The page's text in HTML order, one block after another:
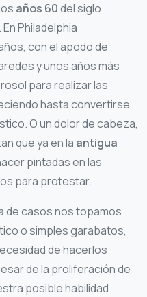
años 60del siglo
Philadelphia
con el apodo de
y unos años más
para realizar las
hasta convertirse
O un dolor de cabeza,
que ya en la antigua
pintadas en las
para protestar.
de casos nos topamos
o simples garabatos,
de hacerlos
de la proliferación de
posible habilidad